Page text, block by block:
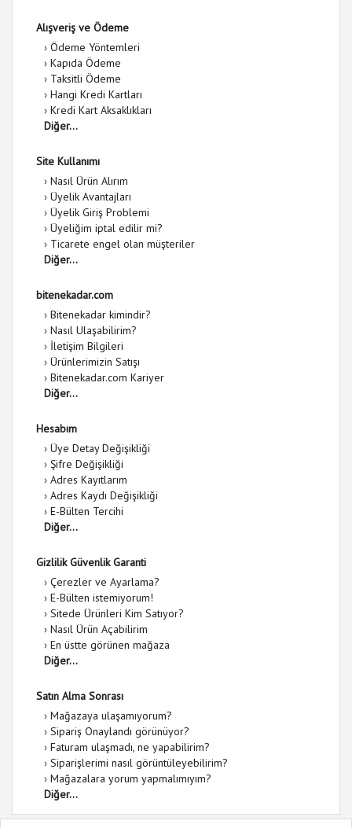
Alışveriş ve Ödeme
› Ödeme Yöntemleri
› Kapıda Ödeme
› Taksitli Ödeme
› Hangi Kredi Kartları
› Kredi Kart Aksaklıkları
Diğer...
Site Kullanımı
› Nasıl Ürün Alırım
› Üyelik Avantajları
› Üyelik Giriş Problemi
› Üyeliğim iptal edilir mi?
› Ticarete engel olan müşteriler
Diğer...
bitenekadar.com
› Bitenekadar kimindir?
› Nasıl Ulaşabilirim?
› İletişim Bilgileri
› Ürünlerimizin Satışı
› Bitenekadar.com Kariyer
Diğer...
Hesabım
› Üye Detay Değişikliği
› Şifre Değişikliği
› Adres Kayıtlarım
› Adres Kaydı Değişikliği
› E-Bülten Tercihi
Diğer...
Gizlilik Güvenlik Garanti
› Çerezler ve Ayarlama?
› E-Bülten istemiyorum!
› Sitede Ürünleri Kim Satıyor?
› Nasıl Ürün Açabilirim
› En üstte görünen mağaza
Diğer...
Satın Alma Sonrası
› Mağazaya ulaşamıyorum?
› Sipariş Onaylandı görünüyor?
› Faturam ulaşmadı, ne yapabilirim?
› Siparişlerimi nasıl görüntüleyebilirim?
› Mağazalara yorum yapmalımıyım?
Diğer...